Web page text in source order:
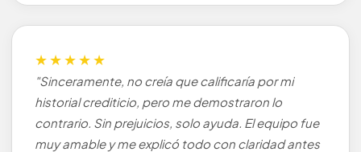
★★★★★
"Sinceramente, no creía que calificaría por mi
historial crediticio, pero me demostraron lo
contrario. Sin prejuicios, solo ayuda. El equipo fue
muy amable y me explicó todo con claridad antes